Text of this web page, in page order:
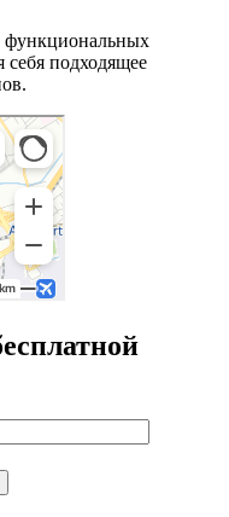
функциональных
себя подходящее